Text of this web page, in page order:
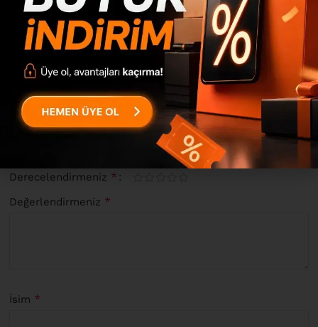
0
0
0
0
“Lodle Kitaplık Raf Ayaklı 88cm Atlantik Çam LD1-A” için
yorum yapan ilk kişi siz olun
E-posta adresiniz yayınlanmayacak. Gerekli alanlar
Derecelendirmeniz *
Değerlendirmeniz *
İsim *